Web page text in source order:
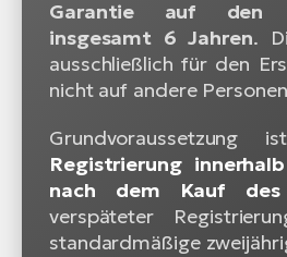
Garantie auf den
insgesamt 6 Jahren.
ausschließlich für den
nicht auf andere
Registrierung
nach dem Kauf des
verspäteter
standardmäßige